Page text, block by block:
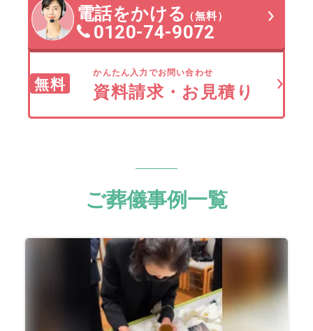
電話をかける（無料）
0120-74-9072
無料
かんたん入力でお問い合わせ
資料請求・お見積り
ご葬儀事例一覧